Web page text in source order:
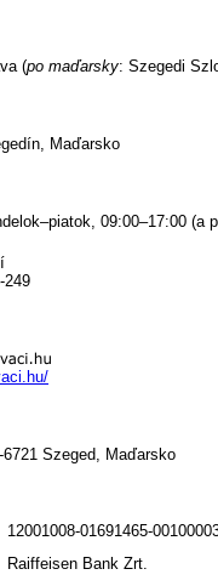
(po maďarsky: Szegedi
Maďarsko
09:00–17:00 (a
249
Szeged, Maďarsko
12001008-01691465-
Raiffeisen Bank Zrt.